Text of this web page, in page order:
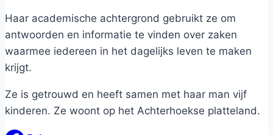
Haar academische achtergrond gebruikt ze om
antwoorden en informatie te vinden over zaken
waarmee iedereen in het dagelijks leven te maken
krijgt.
Ze is getrouwd en heeft samen met haar man vijf
kinderen. Ze woont op het Achterhoekse platteland.